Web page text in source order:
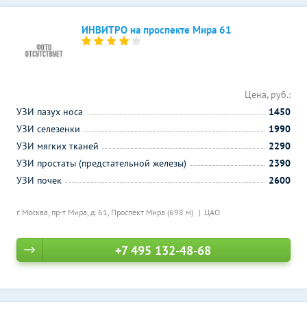
ИНВИТРО на проспекте Мира 61
г. Москва, пр-т Мира, д. 61, Проспект Мира (698 м) ЦАО
Цена, руб.:
УЗИ пазух носа
1450
УЗИ селезенки
1990
УЗИ мягких тканей
2290
УЗИ простаты (предстательной железы)
2390
УЗИ почек
2600
+7 495 132-48-68